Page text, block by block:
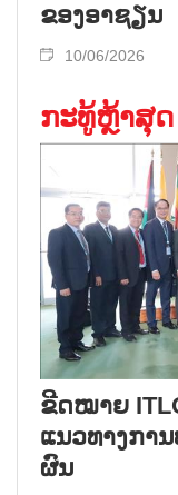
ຂອງອາຊຽນ
10/06/2026
ກະທູ້ຫຼ້າສຸດ
ຂີດ​ໝາຍ
ແນວ​ທາງ​ກາ
ຜົນ